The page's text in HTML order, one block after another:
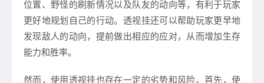
位置、野怪的刷新情况以及队友的动向等，有利于玩家
更好地规划自己的行动。透视挂还可以帮助玩家更早地
发现敌人的动向，提前做出相应的应对，从而增加生存
能力和胜率。
然而，使用透视挂也存在一定的劣势和风险。首先，使